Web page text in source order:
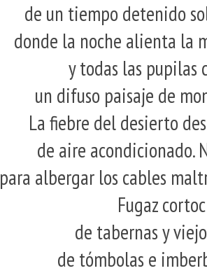
de un tiempo detenido
donde la noche alienta la
y todas las pupilas
un difuso paisaje de
La fiebre del desierto
de aire acondicionado.
para albergar los cables
Fugaz
de tabernas y
de tómbolas e